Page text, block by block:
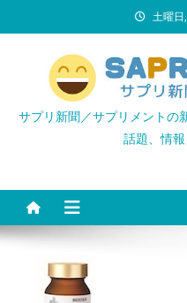
to
土曜日
サプリ新聞／サプリメントの
話題、情